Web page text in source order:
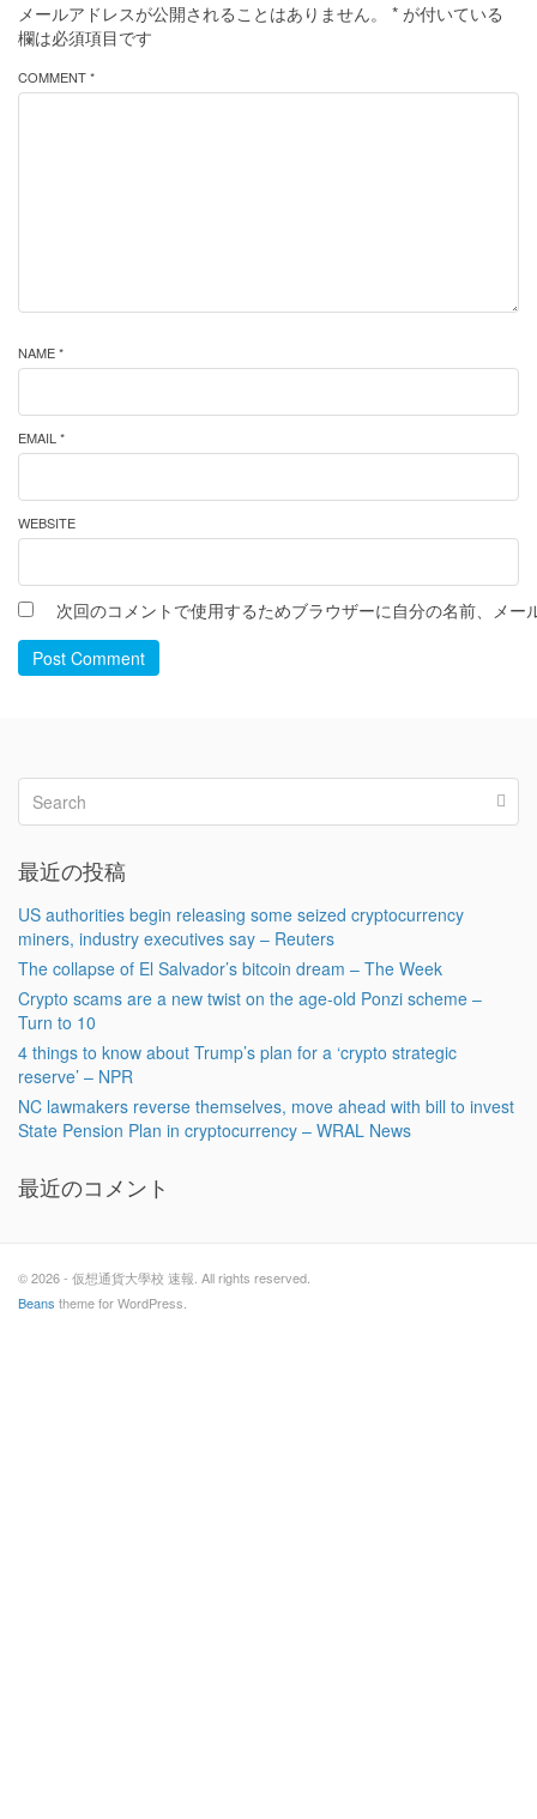
メールアドレスが公開されることはありません。 * が付いている
欄は必須項目です
COMMENT *
NAME *
EMAIL *
WEBSITE
次回のコメントで使用するためブラウザーに自分の名前、メー
Post Comment
最近の投稿
US authorities begin releasing some seized cryptocurrency
miners, industry executives say – Reuters
The collapse of El Salvador’s bitcoin dream – The Week
Crypto scams are a new twist on the age-old Ponzi scheme –
Turn to 10
4 things to know about Trump’s plan for a ‘crypto strategic
reserve’ – NPR
NC lawmakers reverse themselves, move ahead with bill to invest
State Pension Plan in cryptocurrency – WRAL News
最近のコメント
© 2026 - 仮想通貨大學校 速報. All rights reserved.
Beans theme for WordPress.